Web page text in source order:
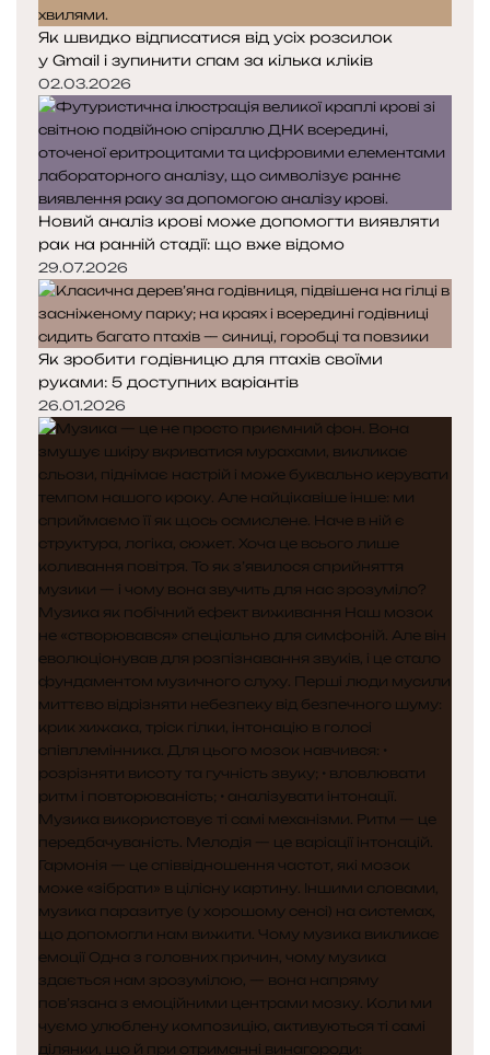
Як швидко відписатися від усіх розсилок
у Gmail і зупинити спам за кілька кліків
02.03.2026
Новий аналіз крові може допомогти виявляти
рак на ранній стадії: що вже відомо
29.07.2026
Як зробити годівницю для птахів своїми
руками: 5 доступних варіантів
26.01.2026